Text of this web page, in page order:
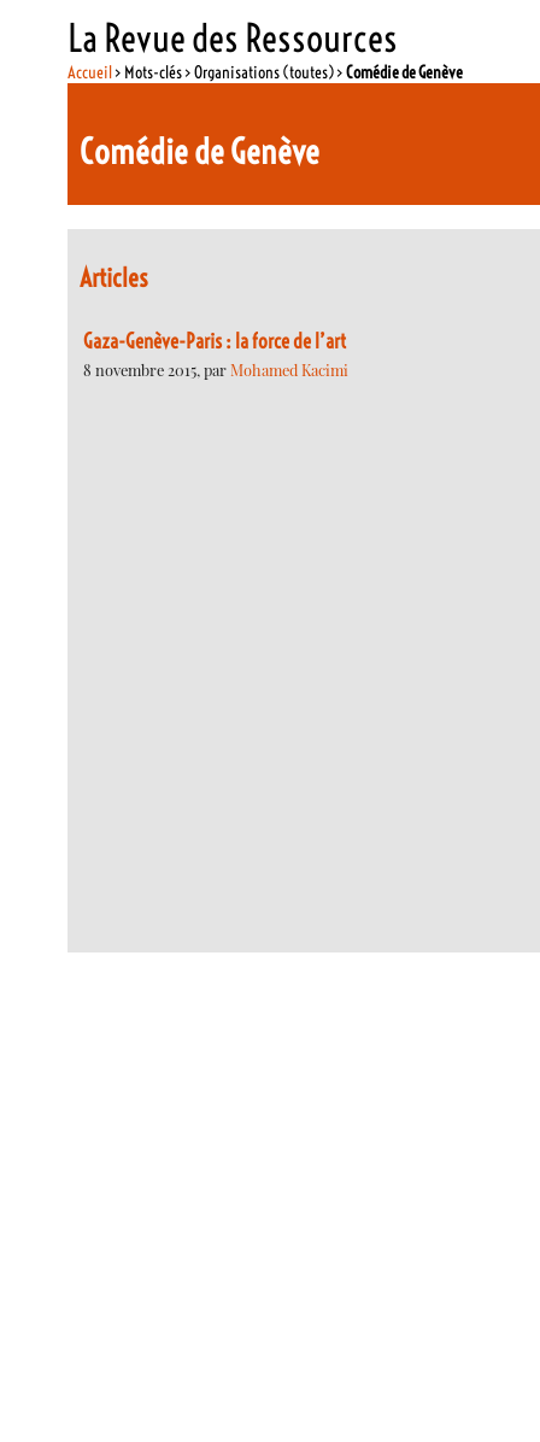
La Revue des Ressources
Accueil> Mots-clés > Organisations (toutes) >Comédie de Genève
Comédie de Genève
Articles
Gaza-Genève-Paris : la force de l’art
8 novembre 2015, parMohamed Kacimi